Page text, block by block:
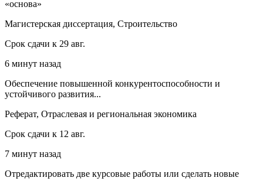
«основа»
Магистерская диссертация, Строительство
Срок сдачи к 29 авг.
6 минут назад
Обеспечение повышенной конкурентоспособности и
устойчивого развития...
Реферат, Отраслевая и региональная экономика
Срок сдачи к 12 авг.
7 минут назад
Отредактировать две курсовые работы или сделать новые